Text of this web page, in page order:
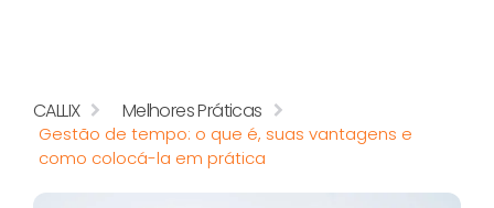
CALLIX Melhores Práticas
Gestão de tempo: o que é, suas vantagens e
como colocá-la em prática